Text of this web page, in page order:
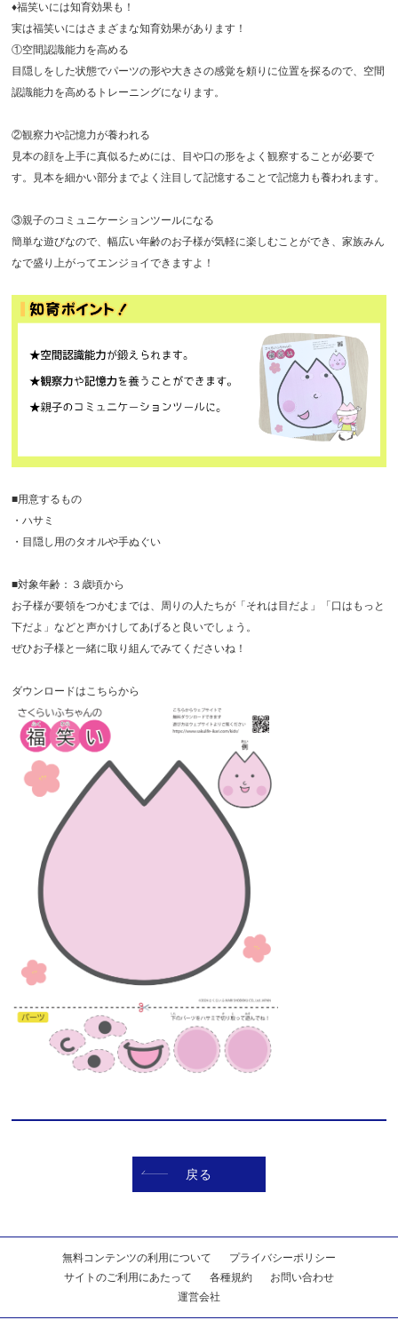
♦福笑いには知育効果も！
実は福笑いにはさまざまな知育効果があります！
①空間認識能力を高める
目隠しをした状態でパーツの形や大きさの感覚を頼りに位置を探るので、空間
認識能力を高めるトレーニングになります。
②観察力や記憶力が養われる
見本の顔を上手に真似るためには、目や口の形をよく観察することが必要で
す。見本を細かい部分までよく注目して記憶することで記憶力も養われます。
③親子のコミュニケーションツールになる
簡単な遊びなので、幅広い年齢のお子様が気軽に楽しむことができ、家族みん
なで盛り上がってエンジョイできますよ！
■用意するもの
・ハサミ
・目隠し用のタオルや手ぬぐい
■対象年齢：３歳頃から
お子様が要領をつかむまでは、周りの人たちが「それは目だよ」「口はもっと
下だよ」などと声かけしてあげると良いでしょう。
ぜひお子様と一緒に取り組んでみてくださいね！
ダウンロードはこちらから
戻る
無料コンテンツの利用について
プライバシーポリシー
サイトのご利用にあたって
各種規約
お問い合わせ
運営会社